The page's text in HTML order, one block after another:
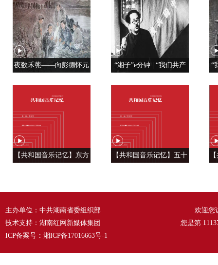
夜数禾蔸——向彭德怀元
“湘子”e分钟 | “我们共产
“
【共和国音乐记忆】东方
【共和国音乐记忆】五十
主办单位：中共湖南省委组织部
技术支持：湖南红网新媒体集团
ICP备案号： 湘ICP备17016663号-1
欢迎您
您是第